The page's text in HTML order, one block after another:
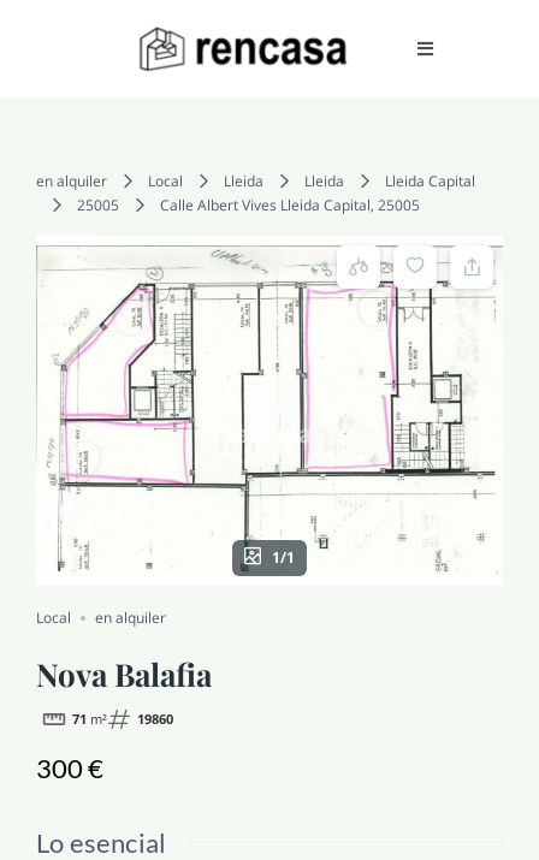
Toggle
ALQUILAR
VENDER
SERVICIOS
CONOCENOS
NOTICIAS Y BLOG
PERFIL
en alquiler Local Lleida Lleida
Lleida Capital
25005
Calle Albert Vives Lleida Capital, 25005
1/1
Local en alquiler
Nova Balafia
71 m² 19860
300 €
Lo esencial